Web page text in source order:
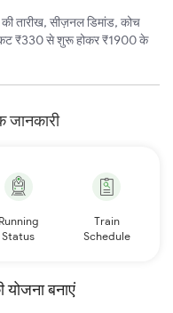
तारीख, सीज़नल डिमांड, कोच
₹330 से शुरू होकर ₹1900 के
Running
Status
Train
Schedule
बनाएं